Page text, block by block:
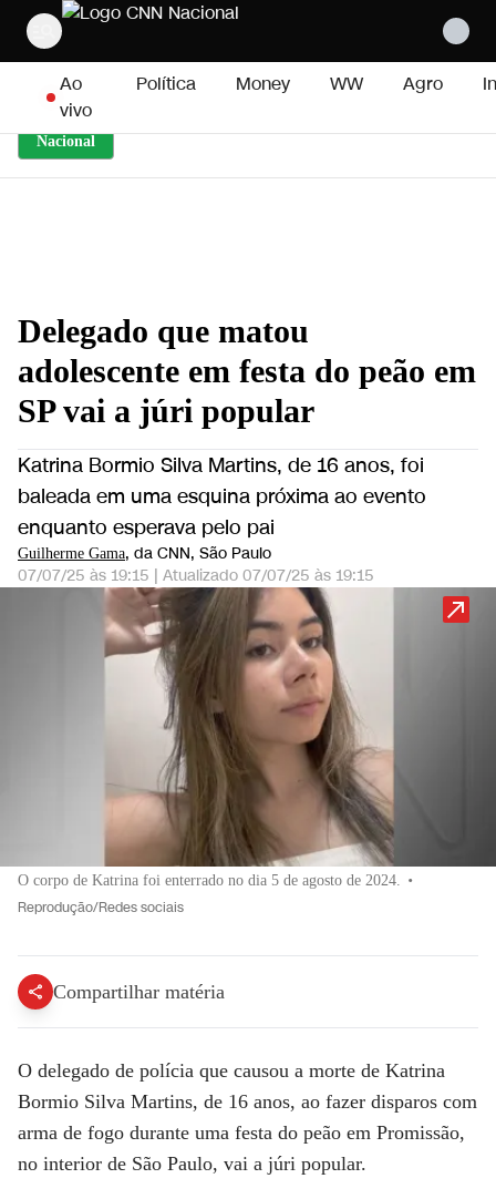
Pular para o conteúdo
Ao
vivo
Política Money WW Agro
Nacional
Delegado que matou
adolescente em festa do peão em
SP vai a júri popular
Katrina Bormio Silva Martins, de 16 anos, foi
baleada em uma esquina próxima ao evento
enquanto esperava pelo pai
Guilherme Gama, da CNN, São Paulo
07/07/25 às 19:15 | Atualizado 07/07/25 às 19:15
O corpo de Katrina foi enterrado no dia 5 de agosto de 2024.
•
Reprodução/Redes sociais
Compartilhar matéria
O delegado de polícia que causou a morte de Katrina
Bormio Silva Martins, de 16 anos, ao fazer disparos com
arma de fogo durante uma festa do peão em Promissão,
no interior de São Paulo, vai a júri popular.